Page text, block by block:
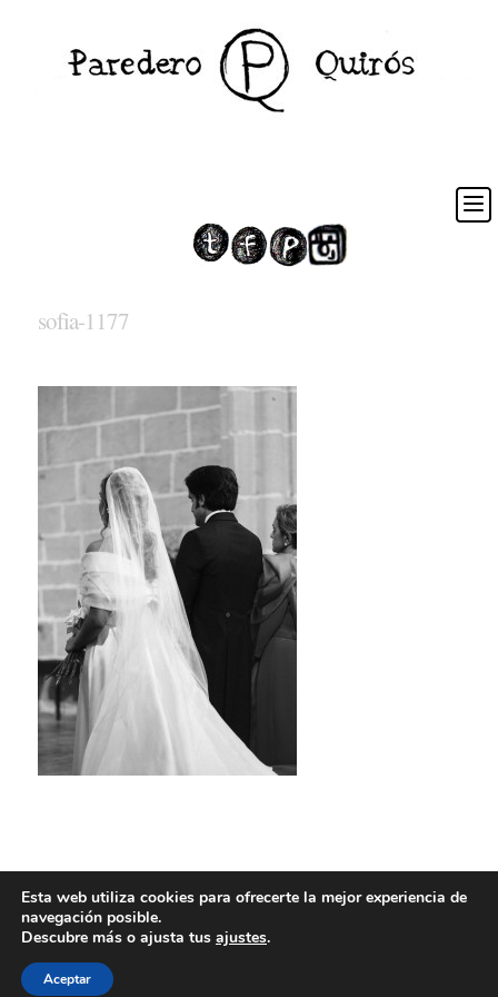
sofia-1177
Esta web utiliza cookies para ofrecerte la mejor experiencia de
navegación posible.
Descubre más o ajusta tus ajustes.
Aceptar